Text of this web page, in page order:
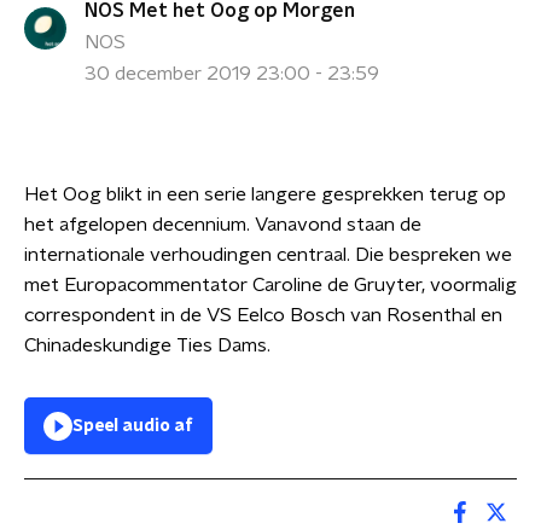
NOS Met het Oog op Morgen
NOS
30 december 2019 23:00 - 23:59
Het Oog blikt in een serie langere gesprekken terug op
het afgelopen decennium. Vanavond staan de
internationale verhoudingen centraal. Die bespreken we
met Europacommentator Caroline de Gruyter, voormalig
correspondent in de VS Eelco Bosch van Rosenthal en
Chinadeskundige Ties Dams.
Speel audio af